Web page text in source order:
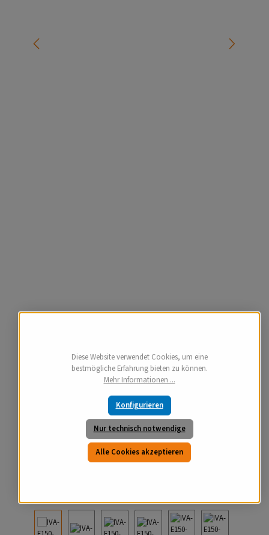
Diese Website verwendet Cookies, um eine
bestmögliche Erfahrung bieten zu können.
Mehr Informationen ...
Nur technisch notwendige
Konfigurieren
Alle Cookies akzeptieren